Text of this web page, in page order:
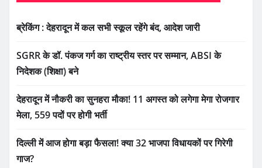
ब्रेकिंग : देहरादून में कल सभी स्कूल रहेंगे बंद, आदेश जारी
SGRR के डॉ. पंकज गर्ग का राष्ट्रीय स्तर पर सम्मान, ABSI के
निदेशक (शिक्षा) बने
देहरादून में नौकरी का सुनहरा मौका! 11 अगस्त को लगेगा मेगा रोजगार
मेला, 559 पदों पर होगी भर्ती
दिल्ली में आज होगा बड़ा फैसला! क्या 32 भाजपा विधायकों पर गिरेगी
गाज?